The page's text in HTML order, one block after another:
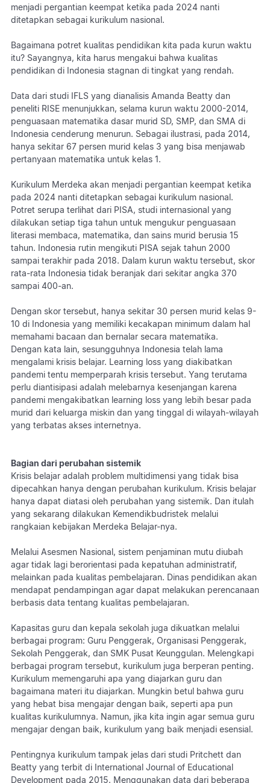
menjadi pergantian keempat ketika pada 2024 nanti
ditetapkan sebagai kurikulum nasional.
Bagaimana potret kualitas pendidikan kita pada kurun waktu
itu? Sayangnya, kita harus mengakui bahwa kualitas
pendidikan di Indonesia stagnan di tingkat yang rendah.
Data dari studi IFLS yang dianalisis Amanda Beatty dan
peneliti RISE menunjukkan, selama kurun waktu 2000-2014,
penguasaan matematika dasar murid SD, SMP, dan SMA di
Indonesia cenderung menurun. Sebagai ilustrasi, pada 2014,
hanya sekitar 67 persen murid kelas 3 yang bisa menjawab
pertanyaan matematika untuk kelas 1.
Kurikulum Merdeka akan menjadi pergantian keempat ketika
pada 2024 nanti ditetapkan sebagai kurikulum nasional.
Potret serupa terlihat dari PISA, studi internasional yang
dilakukan setiap tiga tahun untuk mengukur penguasaan
literasi membaca, matematika, dan sains murid berusia 15
tahun. Indonesia rutin mengikuti PISA sejak tahun 2000
sampai terakhir pada 2018. Dalam kurun waktu tersebut, skor
rata-rata Indonesia tidak beranjak dari sekitar angka 370
sampai 400-an.
Dengan skor tersebut, hanya sekitar 30 persen murid kelas 9-
10 di Indonesia yang memiliki kecakapan minimum dalam hal
memahami bacaan dan bernalar secara matematika.
Dengan kata lain, sesungguhnya Indonesia telah lama
mengalami krisis belajar. Learning loss yang diakibatkan
pandemi tentu memperparah krisis tersebut. Yang terutama
perlu diantisipasi adalah melebarnya kesenjangan karena
pandemi mengakibatkan learning loss yang lebih besar pada
murid dari keluarga miskin dan yang tinggal di wilayah-wilayah
yang terbatas akses internetnya.
Bagian dari perubahan sistemik
Krisis belajar adalah problem multidimensi yang tidak bisa
dipecahkan hanya dengan perubahan kurikulum. Krisis belajar
hanya dapat diatasi oleh perubahan yang sistemik. Dan itulah
yang sekarang dilakukan Kemendikbudristek melalui
rangkaian kebijakan Merdeka Belajar-nya.
Melalui Asesmen Nasional, sistem penjaminan mutu diubah
agar tidak lagi berorientasi pada kepatuhan administratif,
melainkan pada kualitas pembelajaran. Dinas pendidikan akan
mendapat pendampingan agar dapat melakukan perencanaan
berbasis data tentang kualitas pembelajaran.
Kapasitas guru dan kepala sekolah juga dikuatkan melalui
berbagai program: Guru Penggerak, Organisasi Penggerak,
Sekolah Penggerak, dan SMK Pusat Keunggulan. Melengkapi
berbagai program tersebut, kurikulum juga berperan penting.
Kurikulum memengaruhi apa yang diajarkan guru dan
bagaimana materi itu diajarkan. Mungkin betul bahwa guru
yang hebat bisa mengajar dengan baik, seperti apa pun
kualitas kurikulumnya. Namun, jika kita ingin agar semua guru
mengajar dengan baik, kurikulum yang baik menjadi esensial.
Pentingnya kurikulum tampak jelas dari studi Pritchett dan
Beatty yang terbit di International Journal of Educational
Development pada 2015. Menggunakan data dari beberapa